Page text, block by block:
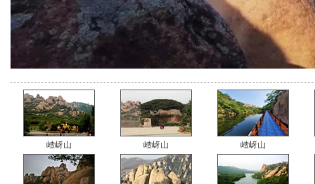
嵖岈山 嵖岈山 嵖岈山